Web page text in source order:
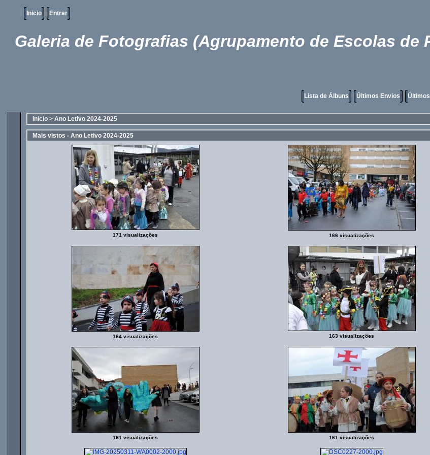
Inicio Entrar
Galeria de Fotografias (Agrupamento de Escolas de
Lista de Álbuns Últimos Envios
Inicio > Ano Letivo 2024-2025
Mais vistos - Ano Letivo 2024-2025
171 visualizações 166 visualizações
164 visualizações 163 visualizações
161 visualizações 161 visualizações